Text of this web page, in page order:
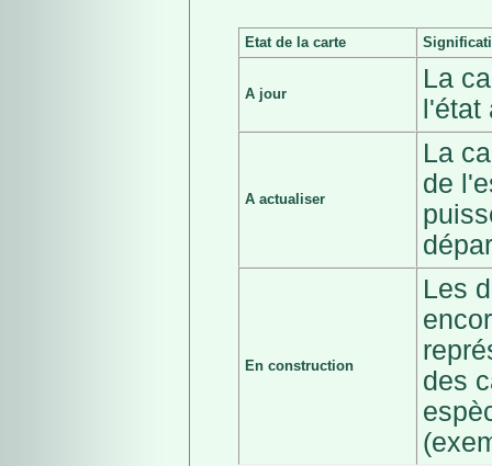
Etat de la carte
A jour
La
A actualiser
La
de
En construction
Les
des